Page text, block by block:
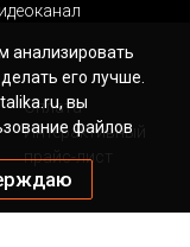
анализировать
его лучше.
вы
файлов
Оплата
Интерактивный
прайс-лист